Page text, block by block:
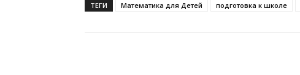
ТЕГИ Математика для Детей подготовка к школе